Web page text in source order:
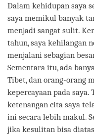
Dalam kehidupan saya
saya memikul banyak
menjadi sangat sulit.
tahun, saya kehilangan
menjalani sebagian
Sementara itu, ada
Tibet, dan orang-orang
kepercayaan pada saya.
ketenangan cita saya
ini secara lebih makul.
jika kesulitan bisa